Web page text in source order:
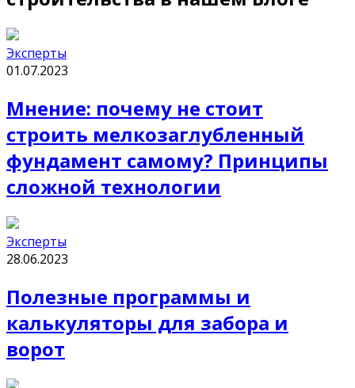
Эксперты
01.07.2023
Мнение: почему не стоит
строить мелкозаглубленный
фундамент самому? Принципы
сложной технологии
Эксперты
28.06.2023
Полезные программы и
калькуляторы для забора и
ворот